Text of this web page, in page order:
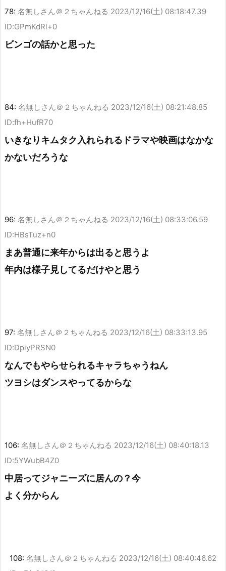
78: 名無しさん＠２ちゃんねる 2023/12/16(土) 08:18:47.39
ID:GPmKdRl+0
ビンゴの話かと思った
84: 名無しさん＠２ちゃんねる 2023/12/16(土) 08:21:48.85
ID:fh+HufR70
いきなりキムタク入れられるドラマや映画はなかな
かないだろうな
96: 名無しさん＠２ちゃんねる 2023/12/16(土) 08:33:06.59
ID:HBsTuz+n0
まあ普通に来年からは出ると思うよ
年内は様子見してるだけやと思う
97: 名無しさん＠２ちゃんねる 2023/12/16(土) 08:33:13.95
ID:DpiyPRSN0
なんでもやらせられるキャラちゃうねん
ツヨシはダンスやってるからな
106: 名無しさん＠２ちゃんねる 2023/12/16(土) 08:40:18.13
ID:5YWubB4Z0
中居ってジャニーズに居んの？今
よく分からん
108: 名無しさん＠２ちゃんねる 2023/12/16(土) 08:40:46.62